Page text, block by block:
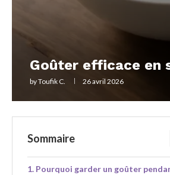
Goûter efficace en
byToufik C. 26 avril 2026
Sommaire
Pourquoi garder un goûter